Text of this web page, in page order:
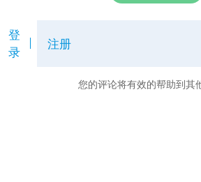
登
录
注册
您的评论将有效的帮助到其